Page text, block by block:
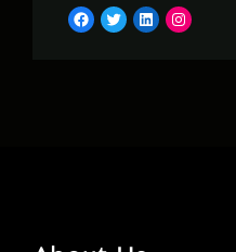
Facebook Twitter LinkedIn Instagram